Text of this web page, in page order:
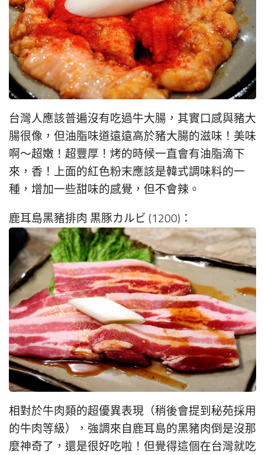
台灣人應該普遍沒有吃過牛大腸，其實口感與豬大
腸很像，但油脂味道遠遠高於豬大腸的滋味！美味
啊～超嫩！超豐厚！烤的時候一直會有油脂滴下
來，香！上面的紅色粉末應該是韓式調味料的一
種，增加一些甜味的感覺，但不會辣。
鹿耳島黑豬排肉 黒豚カルビ (1200)：
相對於牛肉類的超優異表現（稍後會提到秘苑採用
的牛肉等級），強調來自鹿耳島的黑豬肉倒是沒那
麼神奇了，還是很好吃啦！但覺得這個在台灣就吃